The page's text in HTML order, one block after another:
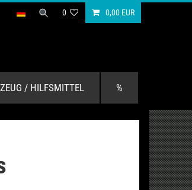
0 0,00 EUR
/ HILFSMITTEL %